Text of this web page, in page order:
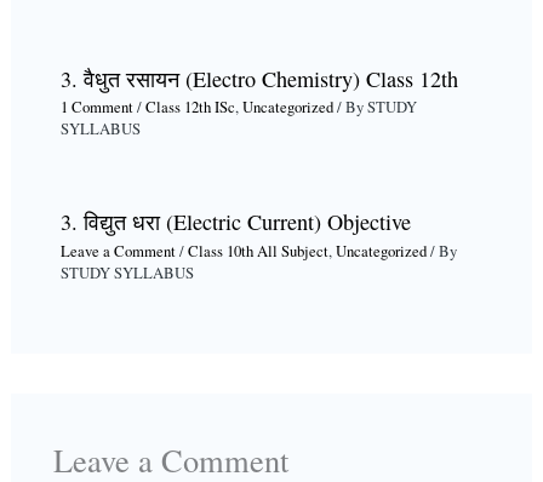
3. वैधुत रसायन (Electro Chemistry) Class 12th
1 Comment/Class 12th ISc,Uncategorized/ BySTUDY
SYLLABUS
3. विद्युत धरा (Electric Current) Objective
Leave a Comment/Class 10th All Subject,Uncategorized/ By
STUDY SYLLABUS
Leave a Comment